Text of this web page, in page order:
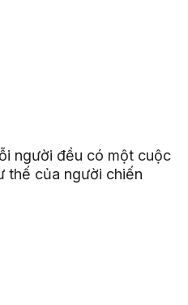
người đều có một cuộc
thế của người chiến